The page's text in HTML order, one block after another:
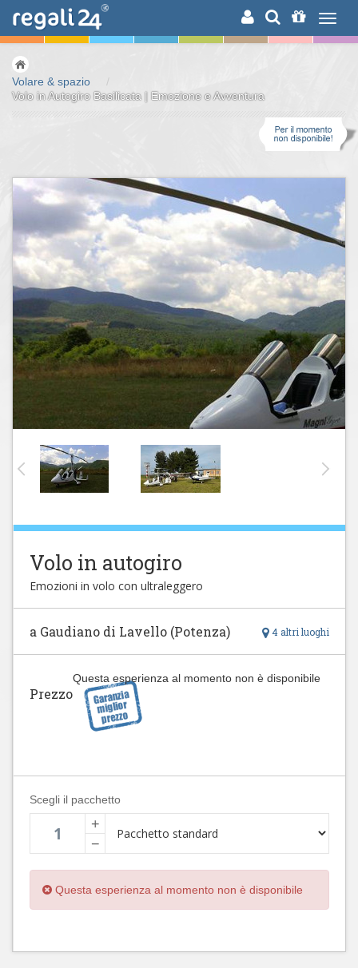
RICERCA
Volare & spazio
/
Volo in Autogiro Basilicata | Emozione e Avventura
Volo in autogiro
Emozioni in volo con ultraleggero
4 altri luoghi
a Gaudiano di Lavello (Potenza)
Questa esperienza al momento non è disponibile
Prezzo
Scegli il pacchetto
+
−
Questa esperienza al momento non è disponibile